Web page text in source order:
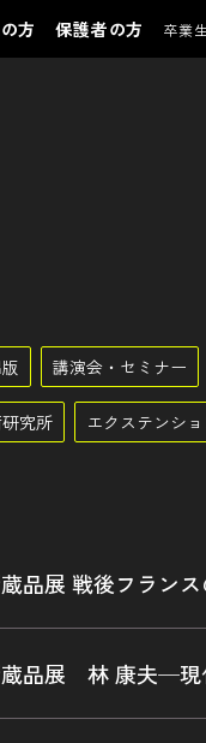
方 保護者の方 卒業
講演会・セミナー
究所 エクステンシ
品展 戦後フラン
品展 林 康夫─現